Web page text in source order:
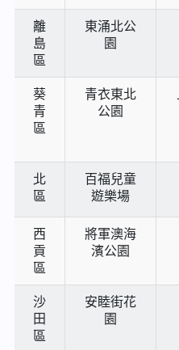
離
島
區
東涌北公
園
葵
青
區
青衣東北
公園
北
區
百福兒童
遊樂場
西
貢
區
將軍澳海
濱公園
沙
田
區
安睦街花
園